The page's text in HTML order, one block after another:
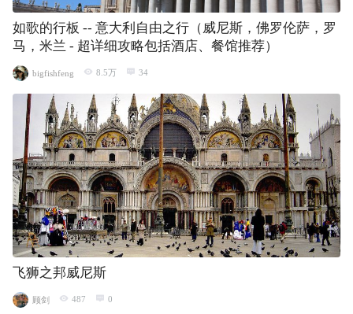
如歌的行板 -- 意大利自由之行（威尼斯，佛罗伦萨，罗
马，米兰 - 超详细攻略包括酒店、餐馆推荐）
bigfishfeng 8.5万 34
飞狮之邦威尼斯
顾剑 487 0